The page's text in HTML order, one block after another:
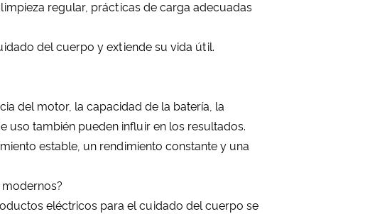
regular, prácticas de carga adecuadas
del cuerpo y extiende su vida útil.
del motor, la capacidad de la batería, la
uso también pueden influir en los resultados.
estable, un rendimiento constante y una
eléctricos para el cuidado del cuerpo se